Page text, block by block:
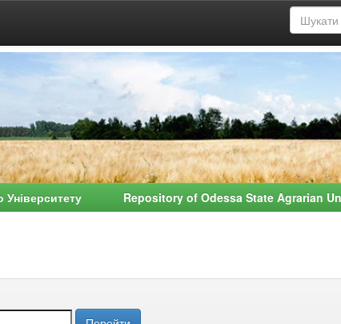
Університету Repository of Odessa State Agrarian